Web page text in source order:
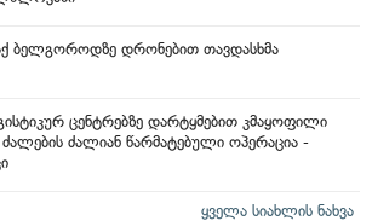
ბელგოროდზე დრონებით თავდასხმა
ცენტრებზე დარტყმებით კმაყოფილი
ძალიან წარმატებული ოპერაცია -
ყველა სიახლის ნახვა